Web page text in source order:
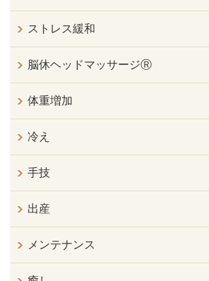
ストレス緩和
脳休ヘッドマッサージⓇ
体重増加
冷え
手技
出産
メンテナンス